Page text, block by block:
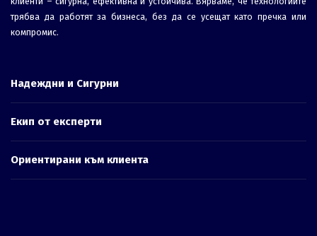
трябва да работят за бизнеса, без да се усещат като пречка или
компромис.
Надеждни и Сигурни
Екип от експерти
Ориентирани към клиента